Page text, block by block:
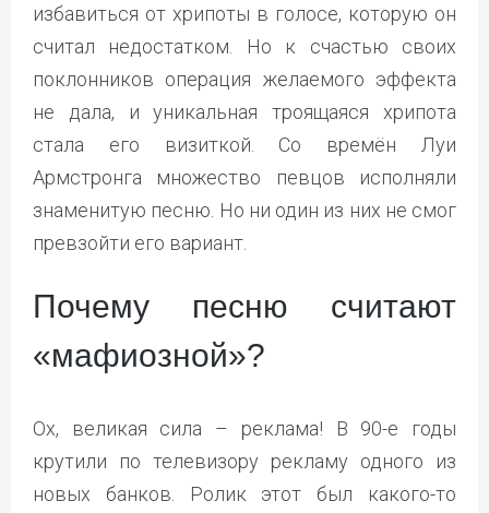
избавиться от хрипоты в голосе, которую он
считал недостатком. Но к счастью своих
поклонников операция желаемого эффекта
не дала, и уникальная троящаяся хрипота
стала его визиткой. Со времён Луи
Армстронга множество певцов исполняли
знаменитую песню. Но ни один из них не смог
превзойти его вариант.
Почему песню считают
«мафиозной»?
Ох, великая сила – реклама! В 90-е годы
крутили по телевизору рекламу одного из
новых банков. Ролик этот был какого-то